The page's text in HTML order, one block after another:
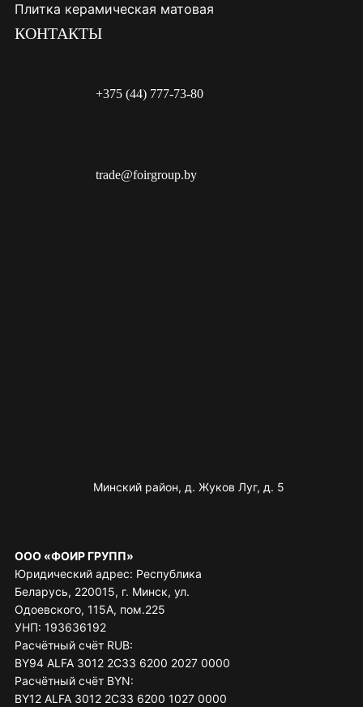
Плитка керамическая матовая
КОНТАКТЫ
+375 (44) 777-73-80
trade@foirgroup.by
Минский район, д. Жуков Луг, д. 5
ООО «ФОИР ГРУПП»
Юридический адрес: Республика
Беларусь, 220015, г. Минск, ул.
Одоевского, 115А, пом.225
УНП: 193636192
Расчётный счёт RUB:
BY94 ALFA 3012 2C33 6200 2027 0000
Расчётный счёт BYN:
BY12 ALFA 3012 2C33 6200 1027 0000